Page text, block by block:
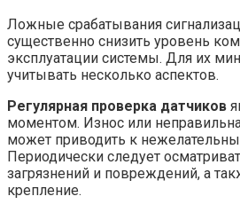
Ложные срабатывания
существенно снизить уровень
эксплуатации системы. Для их
учитывать несколько аспектов.
Регулярная проверка датчиков
моментом. Износ или
может приводить к
Периодически следует
загрязнений и повреждений, а
крепление.